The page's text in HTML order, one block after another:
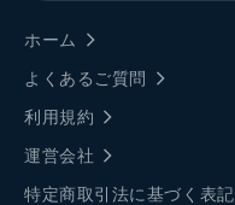
ホーム
よくあるご質問
利用規約
運営会社
特定商取引法に基づく表記